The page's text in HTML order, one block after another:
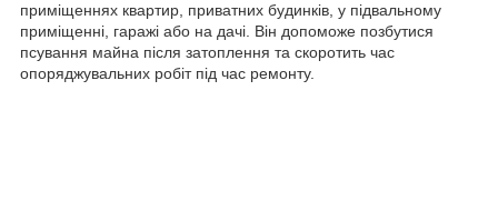
приміщеннях квартир, приватних будинків, у підвальному
приміщенні, гаражі або на дачі. Він допоможе позбутися
псування майна після затоплення та скоротить час
опоряджувальних робіт під час ремонту.